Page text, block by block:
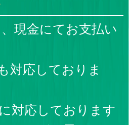
現金にてお支払い
対応しておりま
対応しております